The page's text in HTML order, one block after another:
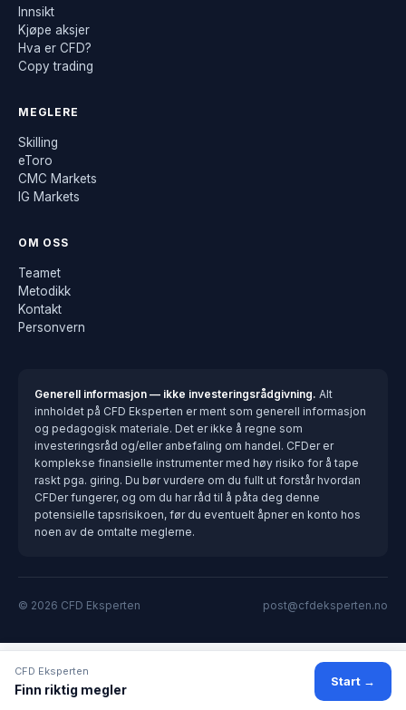
Innsikt
Kjøpe aksjer
Hva er CFD?
Copy trading
MEGLERE
Skilling
eToro
CMC Markets
IG Markets
OM OSS
Teamet
Metodikk
Kontakt
Personvern
Generell informasjon — ikke investeringsrådgivning. Alt
innholdet på CFD Eksperten er ment som generell informasjon
og pedagogisk materiale. Det er ikke å regne som
investeringsråd og/eller anbefaling om handel. CFDer er
komplekse finansielle instrumenter med høy risiko for å tape
raskt pga. giring. Du bør vurdere om du fullt ut forstår hvordan
CFDer fungerer, og om du har råd til å påta deg denne
potensielle tapsrisikoen, før du eventuelt åpner en konto hos
noen av de omtalte meglerne.
© 2026 CFD Eksperten post@cfdeksperten.no
CFD Eksperten
Finn riktig megler
Start →